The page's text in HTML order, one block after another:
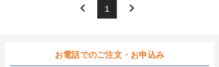
お電話でのご注文・お申込み
keyboard_arrow_left 1 keyboard_arrow_right